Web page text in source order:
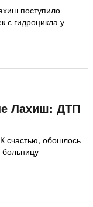
поступило
с гидроцикла у
Лахиш: ДТП
счастью, обошлось